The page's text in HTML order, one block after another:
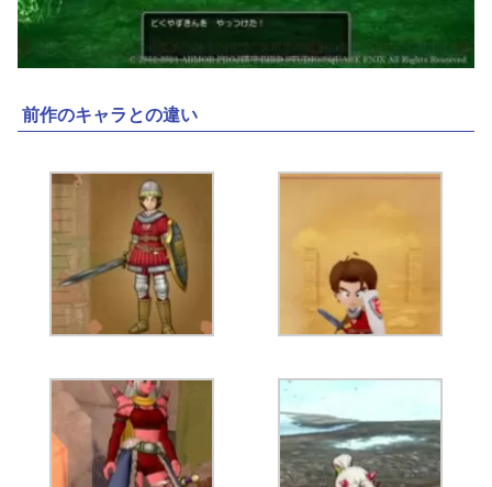
前作のキャラとの違い